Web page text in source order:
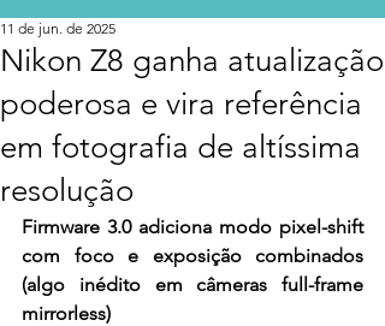
Nikon Z8 ganha atualização
poderosa e vira referência
em fotografia de altíssima
resolução
11 de jun. de 2025
Firmware 3.0 adiciona modo pixel-shift
com foco e exposição combinados
(algo inédito em câmeras full-frame
mirrorless)